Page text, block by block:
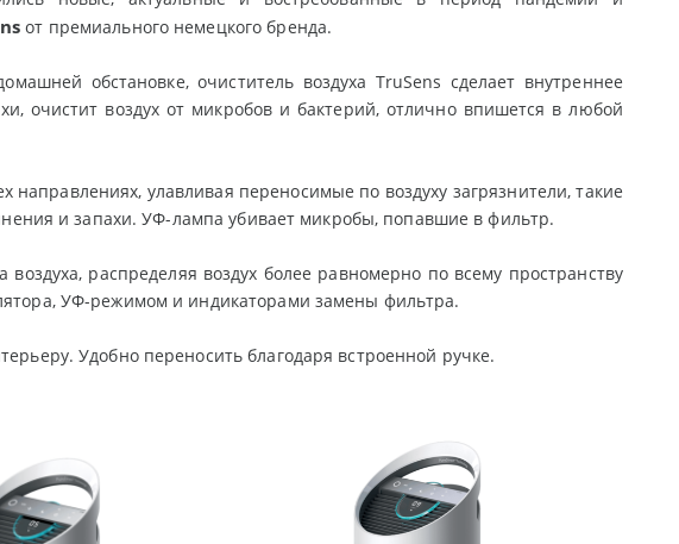
от премиального немецкого бренда.
обстановке, очиститель воздуха TruSens сделает внутреннее
очистит воздух от микробов и бактерий, отлично впишется в любой
направлениях, улавливая переносимые по воздуху загрязнители, такие
и запахи. УФ-лампа убивает микробы, попавшие в фильтр.
распределяя воздух более равномерно по всему пространству
УФ-режимом и индикаторами замены фильтра.
Удобно переносить благодаря встроенной ручке.